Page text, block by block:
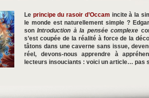
Le principe du rasoir d’Occam incite à la
le monde est naturellement simple ?
sonIntroduction à la pensée complexe
s’est coupée de la réalité à force de la
tâtons dans une caverne sans issue,
réel, devons-nous apprendre à
lecteurs insouciants : voici un article… pas